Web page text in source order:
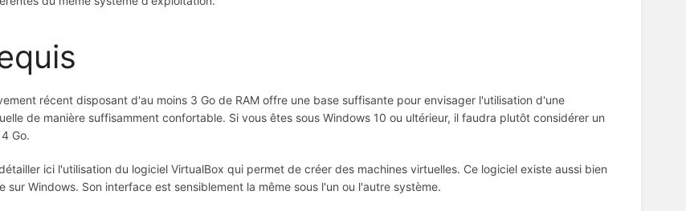
récent disposant d'au moins 3 Go de RAM offre une base suffisante pour envisager l'utilisation d'une
de manière suffisamment confortable. Si vous êtes sous Windows 10 ou ultérieur, il faudra plutôt considérer un
Go.
ici l'utilisation du logiciel VirtualBox qui permet de créer des machines virtuelles. Ce logiciel existe aussi bien
sur Windows. Son interface est sensiblement la même sous l'un ou l'autre système.